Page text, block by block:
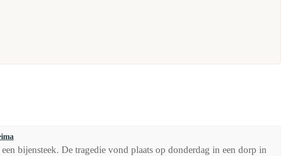
bijensteek. De tragedie vond plaats op donderdag in een dorp in